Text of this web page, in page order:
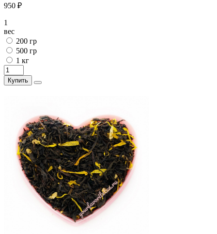
950 ₽
1
вес
200 гр
500 гр
1 кг
Купить